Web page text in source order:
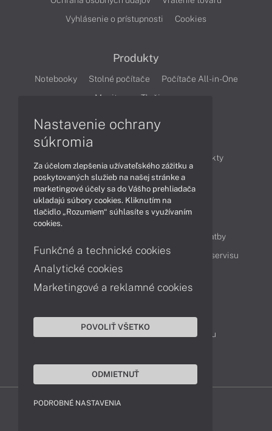
Vyhlásenie o prístupnosti
Cookies
Produkty
Notebooky Stolné počítače
Počítače All-in-One
Monitory
Tlačiarne
Produkty
Technológie
Videá
Obsah
Možnosti doručenia a platby
Podpora a servis
Servisné služby Cenník servisu
Kontakty
043 4224 771
Obchodné oddelenie
Reklamácia tovaru
Nastavenie ochrany
súkromia
Za účelom zlepšenia užívateľského zážitku a
poskytovaných služieb na našej stránke a
marketingové účely sa do Vášho prehliadača
ukladajú súbory cookies. Kliknutím na
tlačidlo „Rozumiem“ súhlasíte s využívaním
cookies.
Funkčné a technické cookies
Analytické cookies
Marketingové a reklamné cookies
POVOLIŤ VŠETKO
ODMIETNUŤ
PODROBNÉ NASTAVENIA